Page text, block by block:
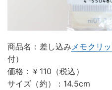
商品名：差し込みメモ クリ
付）
価格：￥110（税込）
サイズ（約）：14.5cm